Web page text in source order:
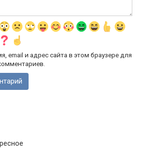
email и адрес сайта в этом браузере для